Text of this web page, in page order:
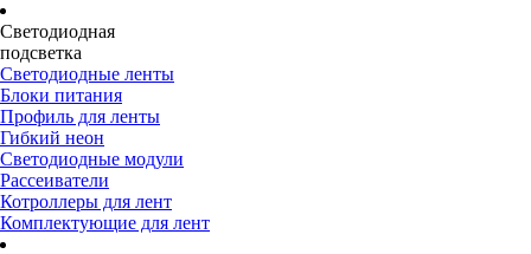
Светодиодная
подсветка
Светодиодные ленты
Блоки питания
Профиль для ленты
Гибкий неон
Светодиодные модули
Рассеиватели
Котроллеры для лент
Комплектующие для лент